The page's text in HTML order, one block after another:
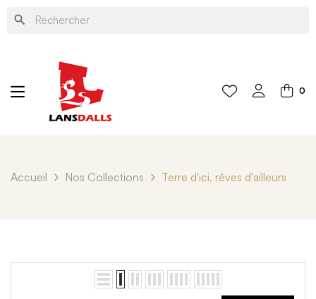
search
0
Accueil Nos Collections Terre d'ici, rêves d'ailleurs